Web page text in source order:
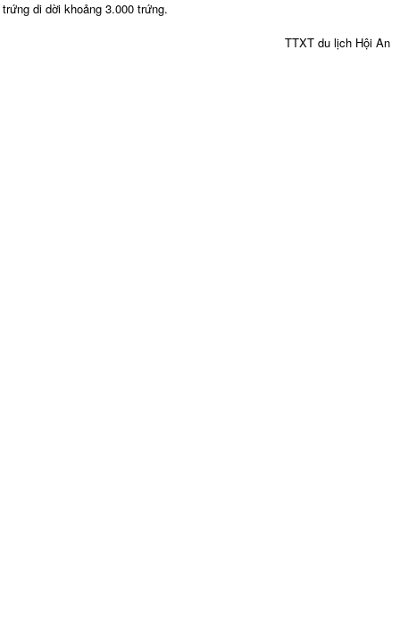
trứng di dời khoảng 3.000 trứng.
TTXT du lịch Hội An